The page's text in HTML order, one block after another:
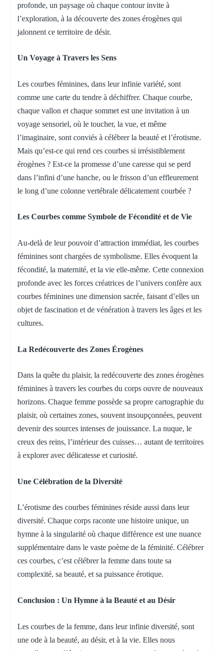
profonde, un paysage où chaque contour invite à
l’exploration, à la découverte des zones érogènes qui
jalonnent ce territoire de désir.
Un Voyage à Travers les Sens
Les courbes féminines, dans leur infinie variété, sont
comme une carte du tendre à déchiffrer. Chaque courbe,
chaque vallon et chaque sommet est une invitation à un
voyage sensoriel, où le toucher, la vue, et même
l’imaginaire, sont conviés à célébrer la beauté et l’érotisme.
Mais qu’est-ce qui rend ces courbes si irrésistiblement
érogènes ? Est-ce la promesse d’une caresse qui se perd
dans l’infini d’une hanche, ou le frisson d’un effleurement
le long d’une colonne vertébrale délicatement courbée ?
Les Courbes comme Symbole de Fécondité et de Vie
Au-delà de leur pouvoir d’attraction immédiat, les courbes
féminines sont chargées de symbolisme. Elles évoquent la
fécondité, la maternité, et la vie elle-même. Cette connexion
profonde avec les forces créatrices de l’univers confère aux
courbes féminines une dimension sacrée, faisant d’elles un
objet de fascination et de vénération à travers les âges et les
cultures.
La Redécouverte des Zones Érogènes
Dans la quête du plaisir, la redécouverte des zones érogènes
féminines à travers les courbes du corps ouvre de nouveaux
horizons. Chaque femme possède sa propre cartographie du
plaisir, où certaines zones, souvent insoupçonnées, peuvent
devenir des sources intenses de jouissance. La nuque, le
creux des reins, l’intérieur des cuisses… autant de territoires
à explorer avec délicatesse et curiosité.
Une Célébration de la Diversité
L’érotisme des courbes féminines réside aussi dans leur
diversité. Chaque corps raconte une histoire unique, un
hymne à la singularité où chaque différence est une nuance
supplémentaire dans le vaste poème de la féminité. Célébrer
ces courbes, c’est célébrer la femme dans toute sa
complexité, sa beauté, et sa puissance érotique.
Conclusion : Un Hymne à la Beauté et au Désir
Les courbes de la femme, dans leur infinie diversité, sont
une ode à la beauté, au désir, et à la vie. Elles nous